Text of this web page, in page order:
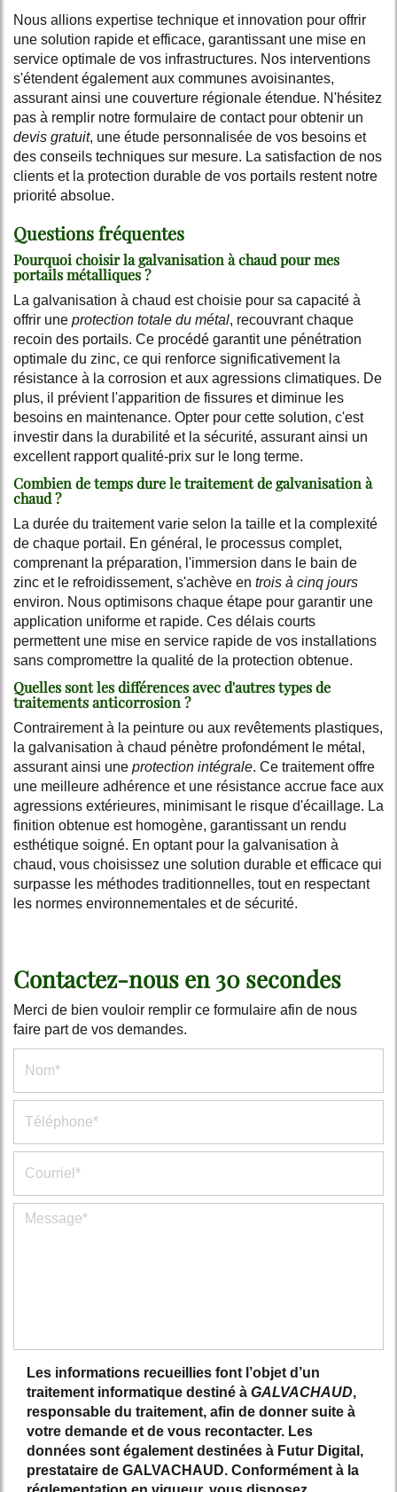
Nous allions expertise technique et innovation pour offrir
une solution rapide et efficace, garantissant une mise en
service optimale de vos infrastructures. Nos interventions
s'étendent également aux communes avoisinantes,
assurant ainsi une couverture régionale étendue. N'hésitez
pas à remplir notre formulaire de contact pour obtenir un
devis gratuit, une étude personnalisée de vos besoins et
des conseils techniques sur mesure. La satisfaction de nos
clients et la protection durable de vos portails restent notre
priorité absolue.
Questions fréquentes
Pourquoi choisir la galvanisation à chaud pour mes
portails métalliques ?
La galvanisation à chaud est choisie pour sa capacité à
offrir une protection totale du métal, recouvrant chaque
recoin des portails. Ce procédé garantit une pénétration
optimale du zinc, ce qui renforce significativement la
résistance à la corrosion et aux agressions climatiques. De
plus, il prévient l'apparition de fissures et diminue les
besoins en maintenance. Opter pour cette solution, c'est
investir dans la durabilité et la sécurité, assurant ainsi un
excellent rapport qualité-prix sur le long terme.
Combien de temps dure le traitement de galvanisation à
chaud ?
La durée du traitement varie selon la taille et la complexité
de chaque portail. En général, le processus complet,
comprenant la préparation, l'immersion dans le bain de
zinc et le refroidissement, s'achève en trois à cinq jours
environ. Nous optimisons chaque étape pour garantir une
application uniforme et rapide. Ces délais courts
permettent une mise en service rapide de vos installations
sans compromettre la qualité de la protection obtenue.
Quelles sont les différences avec d'autres types de
traitements anticorrosion ?
Contrairement à la peinture ou aux revêtements plastiques,
la galvanisation à chaud pénètre profondément le métal,
assurant ainsi une protection intégrale. Ce traitement offre
une meilleure adhérence et une résistance accrue face aux
agressions extérieures, minimisant le risque d'écaillage. La
finition obtenue est homogène, garantissant un rendu
esthétique soigné. En optant pour la galvanisation à
chaud, vous choisissez une solution durable et efficace qui
surpasse les méthodes traditionnelles, tout en respectant
les normes environnementales et de sécurité.
Contactez-nous en 30 secondes
Merci de bien vouloir remplir ce formulaire afin de nous
faire part de vos demandes.
Les informations recueillies font l’objet d’un
traitement informatique destiné à GALVACHAUD,
responsable du traitement, afin de donner suite à
votre demande et de vous recontacter. Les
données sont également destinées à Futur Digital,
prestataire de GALVACHAUD. Conformément à la